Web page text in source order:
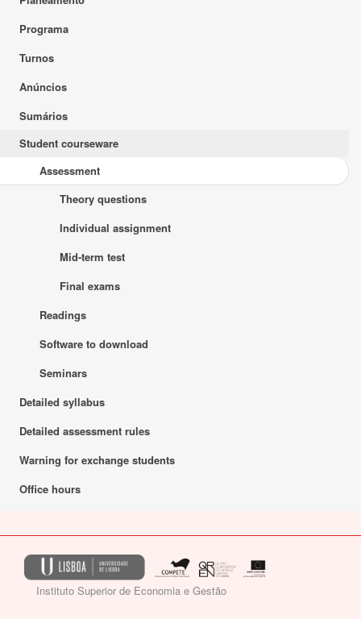
Programa
Turnos
Anúncios
Sumários
Student courseware
Assessment
Theory questions
Individual assignment
Mid-term test
Final exams
Readings
Software to download
Seminars
Detailed syllabus
Detailed assessment rules
Warning for exchange students
Office hours
Instituto Superior de Economia e Gestão